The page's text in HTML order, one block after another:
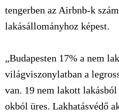
tengerben az Airbnb-k
lakásállományhoz képest.
„Budapesten 17% a nem
világviszonylatban a
van. 19 nem lakott
okból üres. Lakhatásvédő